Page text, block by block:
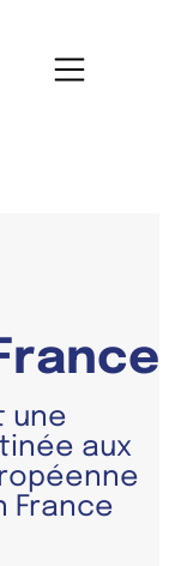
une
aux
France